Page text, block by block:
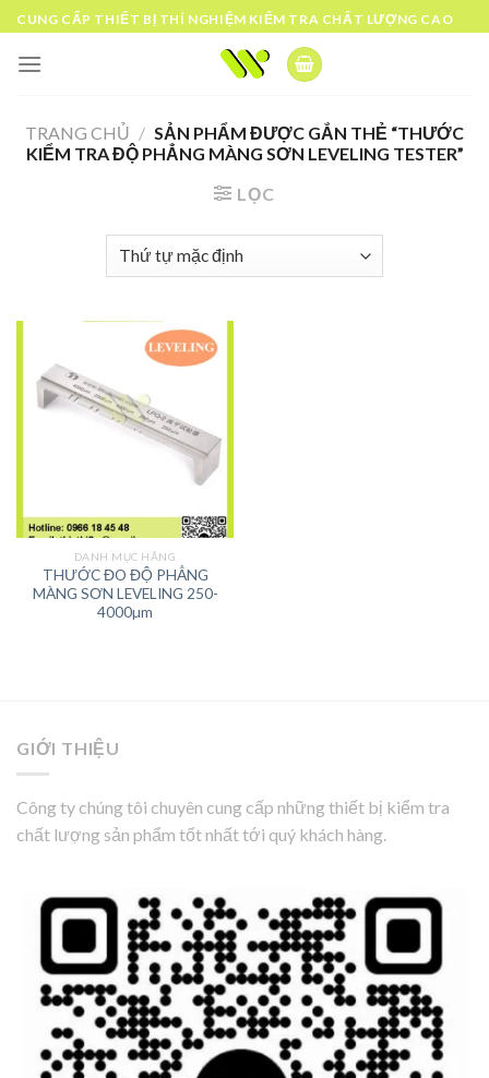
Skip
to
content
CUNG CẤP THIẾT BỊ THÍ NGHIỆM KIỂM TRA CHẤT LƯỢNG CAO
TRANG CHỦ / SẢN PHẨM ĐƯỢC GẮN THẺ “THƯỚC
KIỂM TRA ĐỘ PHẲNG MÀNG SƠN LEVELING TESTER”
LỌC
DANH MỤC HÃNG
THƯỚC ĐO ĐỘ PHẲNG
MÀNG SƠN LEVELING 250-
4000µm
GIỚI THIỆU
Công ty chúng tôi chuyên cung cấp những thiết bị kiểm tra
chất lượng sản phẩm tốt nhất tới quý khách hàng.